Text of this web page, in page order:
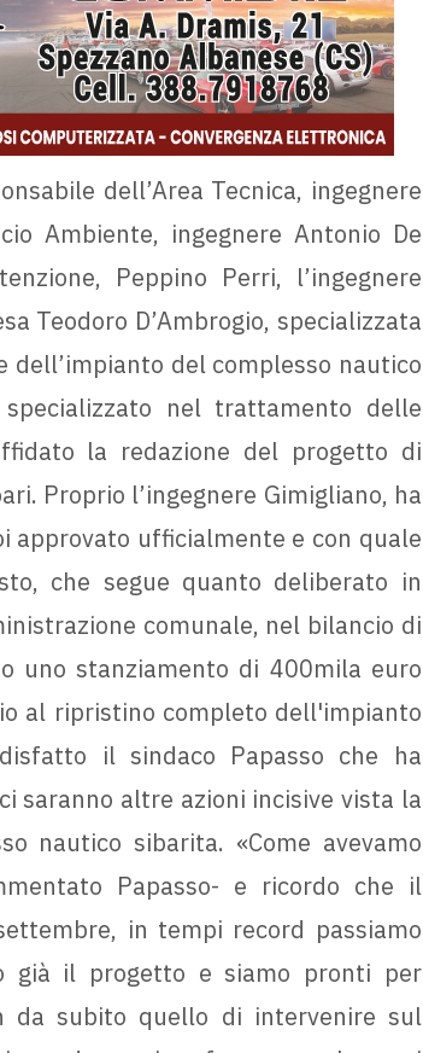
dell’Area Tecnica, ingegnere
Ambiente, ingegnere Antonio De
Peppino Perri, l’ingegnere
Teodoro D’Ambrogio, specializzata
del complesso nautico
nel trattamento delle
la redazione del progetto di
Proprio l’ingegnere Gimigliano, ha
approvato ufficialmente e con quale
che segue quanto deliberato in
comunale, nel bilancio di
uno stanziamento di 400mila euro
al ripristino completo dell'impianto
il sindaco Papasso che ha
saranno altre azioni incisive vista la
nautico sibarita. «Come avevamo
Papasso- e ricordo che il
in tempi record passiamo
già il progetto e siamo pronti per
da subito quello di intervenire sul